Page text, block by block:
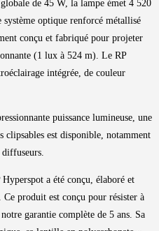
de 45 W, la lampe émet 4 520
optique renforcé métallisé
conçu et fabriqué pour projeter
(1 lux à 524 m). Le RP
intégrée, de couleur
puissance lumineuse, une
clipsables est disponible, notamment
diffuseurs.
a été conçu, élaboré et
produit est conçu pour résister à
garantie complète de 5 ans. Sa